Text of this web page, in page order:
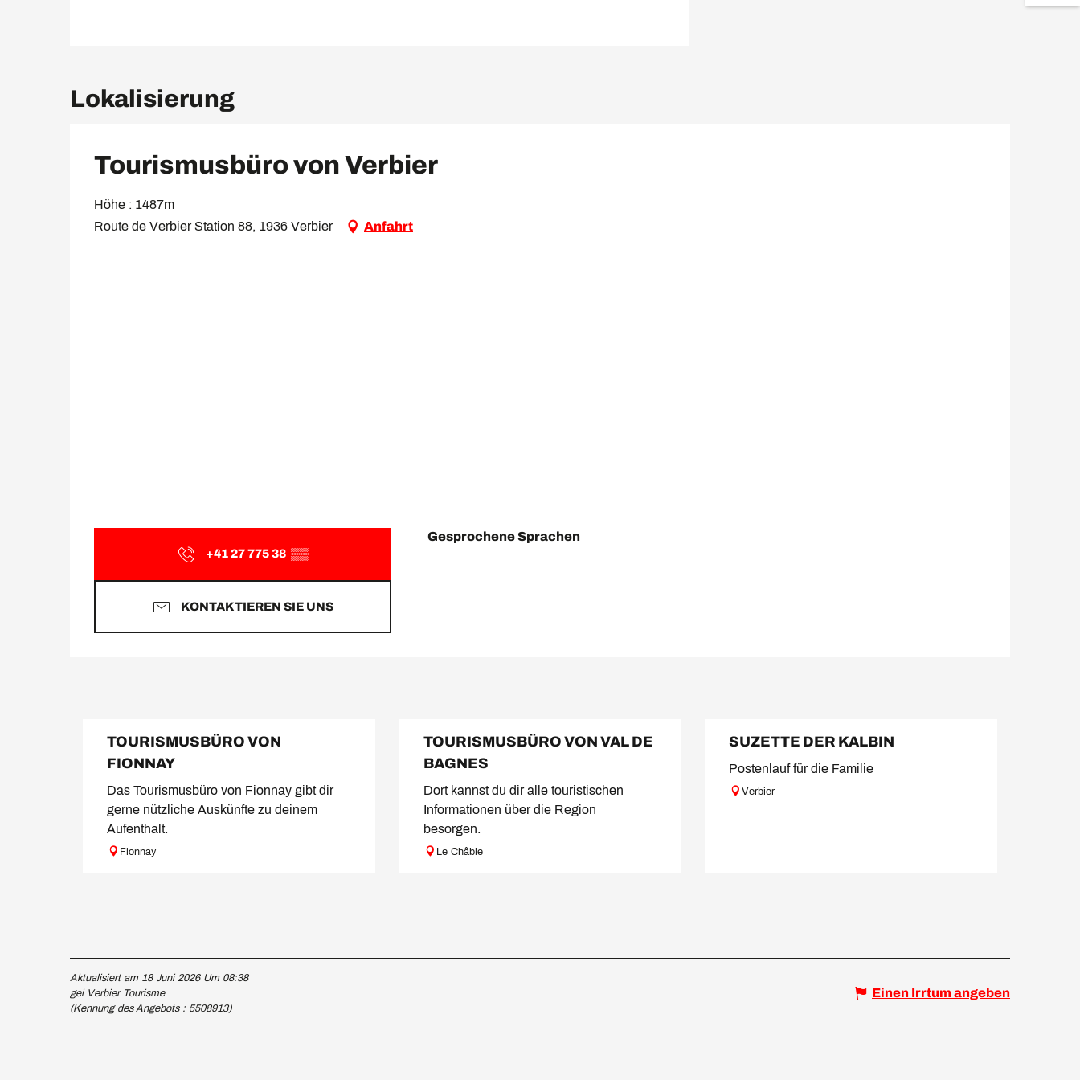
Lokalisierung
Tourismusbüro von Verbier
Höhe : 1487m
Route de Verbier Station 88, 1936 Verbier
Anfahrt
+41 27 775 38 ▒▒
KONTAKTIEREN SIE UNS
Gesprochene Sprachen
Gesprochene Sprachen
TOURISMUSBÜRO VON
FIONNAY
Das Tourismusbüro von Fionnay gibt dir
gerne nützliche Auskünfte zu deinem
Aufenthalt.
Fionnay
TOURISMUSBÜRO VON VAL DE
BAGNES
Dort kannst du dir alle touristischen
Informationen über die Region
besorgen.
Le Châble
SUZETTE DER KALBIN
Postenlauf für die Familie
Verbier
Aktualisiert am 18 Juni 2026 Um 08:38
gei Verbier Tourisme
(Kennung des Angebots : 5508913)
Einen Irrtum angeben